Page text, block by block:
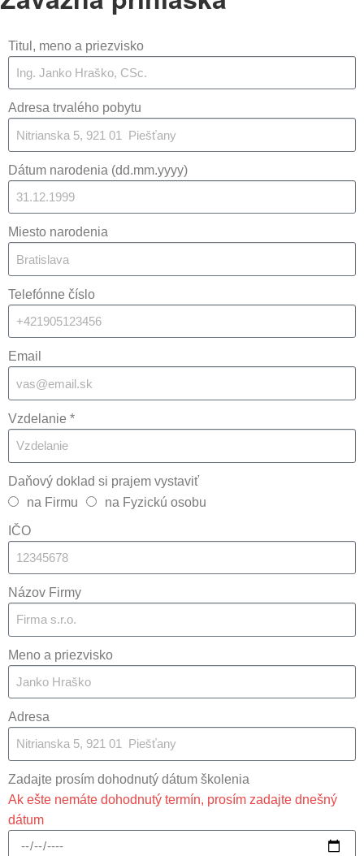
Titul, meno a priezvisko
Adresa trvalého pobytu
Dátum narodenia (dd.mm.yyyy)
Miesto narodenia
Telefónne číslo
Email
Vzdelanie *
Daňový doklad si prajem vystaviť
na Firmu
na Fyzickú osobu
IČO
Názov Firmy
Meno a priezvisko
Adresa
Zadajte prosím dohodnutý dátum školenia
Ak ešte nemáte dohodnutý termín, prosím zadajte dnešný
dátum